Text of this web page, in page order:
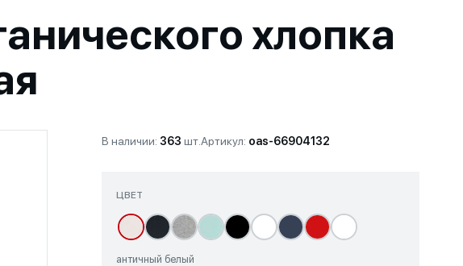
хлопка
В наличии: 363 шт.Артикул: oas-66904132
ЦВЕТ
античный белый